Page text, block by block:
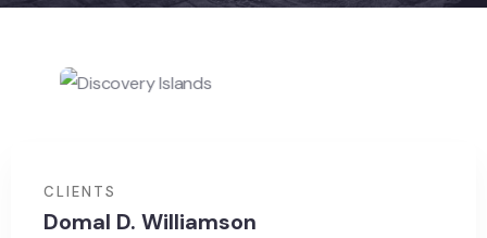
CLIENTS
Domal D. Williamson